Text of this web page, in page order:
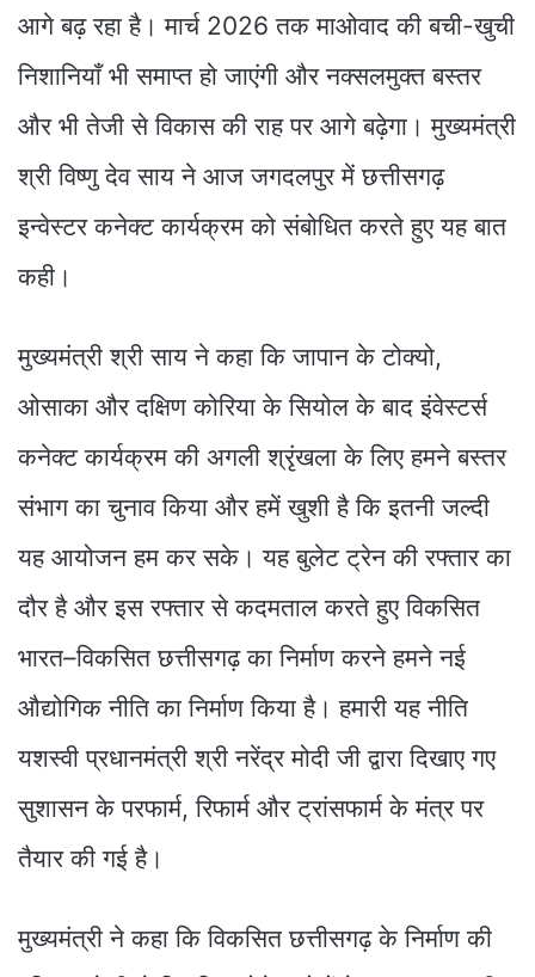
आगे बढ़ रहा है। मार्च 2026 तक माओवाद की बची-खुची
निशानियाँ भी समाप्त हो जाएंगी और नक्सलमुक्त बस्तर
और भी तेजी से विकास की राह पर आगे बढ़ेगा। मुख्यमंत्री
श्री विष्णु देव साय ने आज जगदलपुर में छत्तीसगढ़
इन्वेस्टर कनेक्ट कार्यक्रम को संबोधित करते हुए यह बात
कही।
मुख्यमंत्री श्री साय ने कहा कि जापान के टोक्यो,
ओसाका और दक्षिण कोरिया के सियोल के बाद इंवेस्टर्स
कनेक्ट कार्यक्रम की अगली श्रृंखला के लिए हमने बस्तर
संभाग का चुनाव किया और हमें खुशी है कि इतनी जल्दी
यह आयोजन हम कर सके। यह बुलेट ट्रेन की रफ्तार का
दौर है और इस रफ्तार से कदमताल करते हुए विकसित
भारत–विकसित छत्तीसगढ़ का निर्माण करने हमने नई
औद्योगिक नीति का निर्माण किया है। हमारी यह नीति
यशस्वी प्रधानमंत्री श्री नरेंद्र मोदी जी द्वारा दिखाए गए
सुशासन के परफार्म, रिफार्म और ट्रांसफार्म के मंत्र पर
तैयार की गई है।
मुख्यमंत्री ने कहा कि विकसित छत्तीसगढ़ के निर्माण की